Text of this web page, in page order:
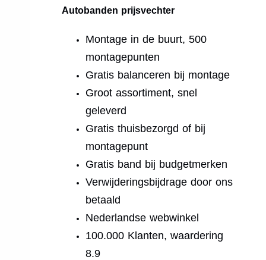
Autobanden prijsvechter
Montage in de buurt, 500
montagepunten
Gratis balanceren bij montage
Groot assortiment, snel
geleverd
Gratis thuisbezorgd of bij
montagepunt
Gratis band bij budgetmerken
Verwijderingsbijdrage door ons
betaald
Nederlandse webwinkel
100.000 Klanten, waardering
8.9